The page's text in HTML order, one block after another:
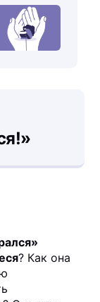
? Как она